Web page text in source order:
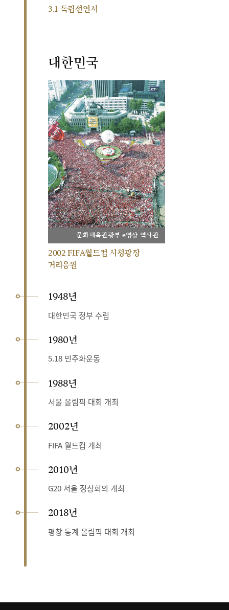
3.1 독립선언서
대한민국
문화체육관광부 e영상 역사관
2002 FIFA월드컵 시청광장
거리응원
1948년
대한민국 정부 수립
1980년
5.18 민주화운동
1988년
서울 올림픽 대회 개최
2002년
FIFA 월드컵 개최
2010년
G20 서울 정상회의 개최
2018년
평창 동계 올림픽 대회 개최